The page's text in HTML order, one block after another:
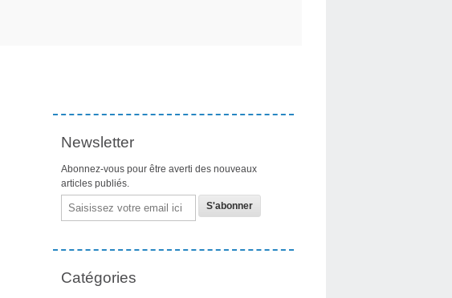
Newsletter
Abonnez-vous pour être averti des nouveaux
articles publiés.
Email
Catégories